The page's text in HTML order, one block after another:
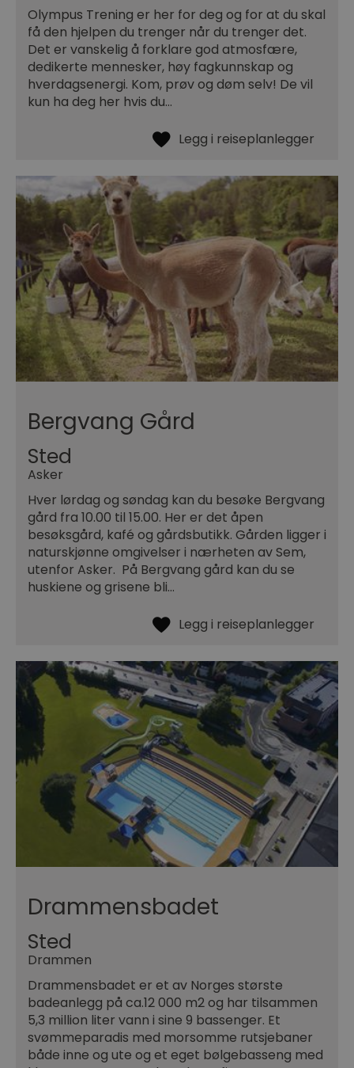
Olympus Trening er her for deg og for at du skal
få den hjelpen du trenger når du trenger det.
Det er vanskelig å forklare god atmosfære,
dedikerte mennesker, høy fagkunnskap og
hverdagsenergi. Kom, prøv og døm selv! De vil
kun ha deg her hvis du…
Bergvang Gård
Sted
Asker
Hver lørdag og søndag kan du besøke Bergvang
gård fra 10.00 til 15.00. Her er det åpen
besøksgård, kafé og gårdsbutikk. Gården ligger i
naturskjønne omgivelser i nærheten av Sem,
utenfor Asker. På Bergvang gård kan du se
huskiene og grisene bli…
Drammensbadet
Sted
Drammen
Drammensbadet er et av Norges største
badeanlegg på ca.12 000 m2 og har tilsammen
5,3 million liter vann i sine 9 bassenger. Et
svømmeparadis med morsomme rutsjebaner
både inne og ute og et eget bølgebasseng med